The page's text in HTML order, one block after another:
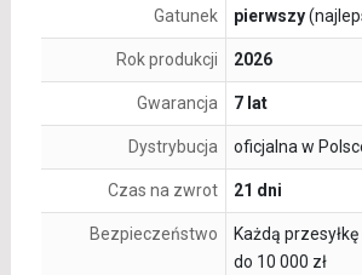
Gatunek pierwszy
Rok produkcji 2026
Gwarancja 7 lat
Dystrybucja oficjalna w
Czas na zwrot 21 dni
Bezpieczeństwo
Każdą
do 10 000 zł